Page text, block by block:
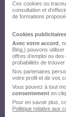
Ces cookies ou
consultation et
de formations
Cookies publicitaires
Avec votre accord ,
Bing,) pouvons
offres d’emploi ou
probabilités de trouver
Nos partenaires
votre profil et de vos
Vous pouvez à tout
consentement en
Pour en savoir plus,
Politique relative aux